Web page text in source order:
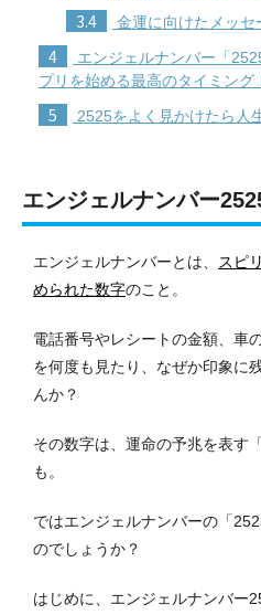
3.4 金運に向けたメッセ
4
エンジェルナンバー「
プリを始める最高のタイミング
5 2525をよく見かけたら人
エンジェルナンバー
エンジェルナンバーとは、
スピ
められた数字のこと。
電話番号やレシートの金額、車
を何度も見たり、なぜか印象に
んか？
その数字は、運命の予兆を表す
も。
ではエンジェルナンバーの「
のでしょうか？
はじめに、エンジェルナンバー